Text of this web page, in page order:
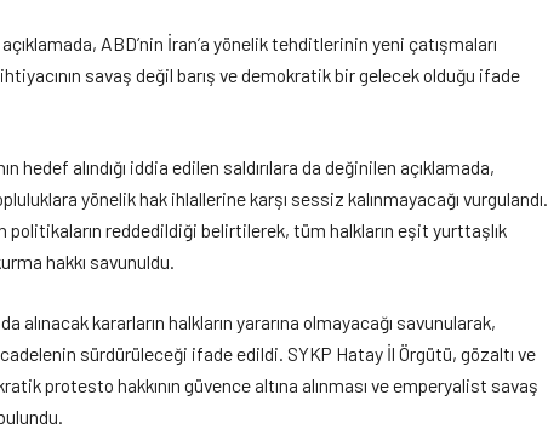
ABD’nin İran’a yönelik tehditlerinin yeni çatışmaları
savaş değil barış ve demokratik bir gelecek olduğu ifade
hedef alındığı iddia edilen saldırılara da değinilen açıklamada,
yönelik hak ihlallerine karşı sessiz kalınmayacağı vurgulandı.
politikaların reddedildiği belirtilerek, tüm halkların eşit yurttaşlık
hakkı savunuldu.
alınacak kararların halkların yararına olmayacağı savunularak,
sürdürüleceği ifade edildi. SYKP Hatay İl Örgütü, gözaltı ve
protesto hakkının güvence altına alınması ve emperyalist savaş